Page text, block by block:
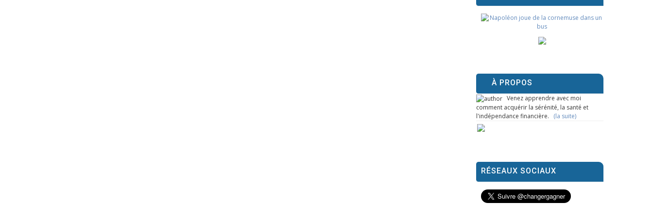
À PROPOS
Venez apprendre avec moi
comment acquérir la sérénité, la santé et
l'indépendance financière. (la suite)
RÉSEAUX SOCIAUX